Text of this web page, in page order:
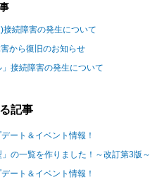
続障害の発生について
から復旧のお知らせ
接続障害の発生について
記事
ート＆イベント情報！
」の一覧を作りました！～改訂第3版～
ート＆イベント情報！